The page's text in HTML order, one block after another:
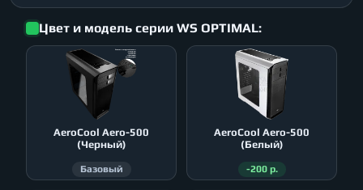
Цвет и модель серии WS OPTIMAL:
AeroСool Aero-500
(Черный)
Базовый
AeroСool Aero-500
(Белый)
-200 р.